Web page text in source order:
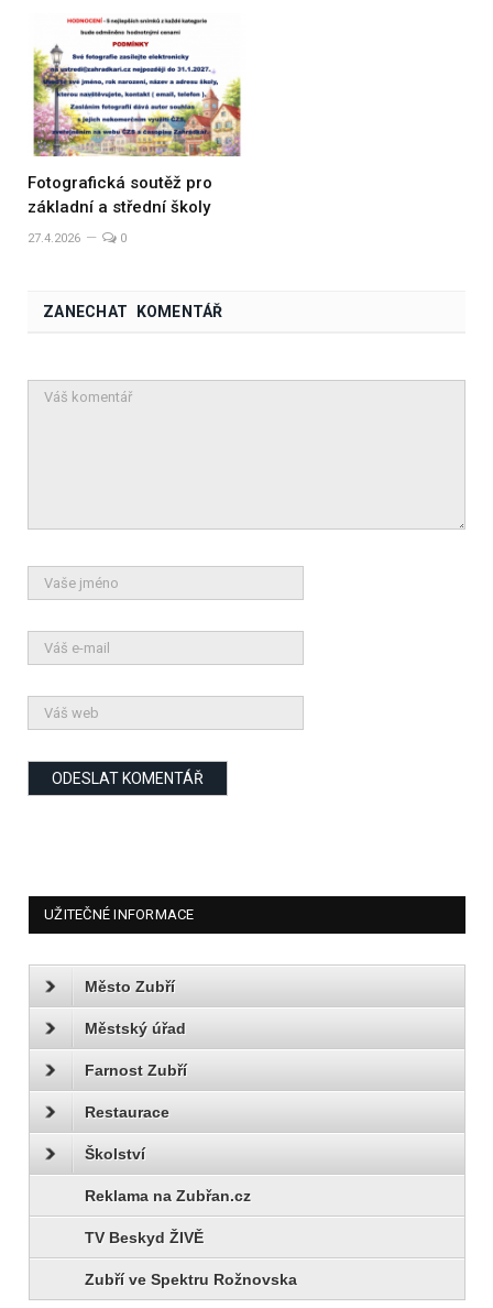
Fotografická soutěž pro
základní a střední školy
27.4.2026 0
ZANECHAT KOMENTÁŘ
UŽITEČNÉ INFORMACE
Město Zubří
Městský úřad
Farnost Zubří
Restaurace
Školství
Reklama na Zubřan.cz
TV Beskyd ŽIVĚ
Zubří ve Spektru Rožnovska